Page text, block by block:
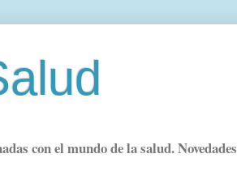
con el mundo de la salud.